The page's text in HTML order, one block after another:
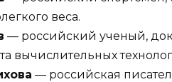
веса.
— российский ученый,
вычислительных
— российская